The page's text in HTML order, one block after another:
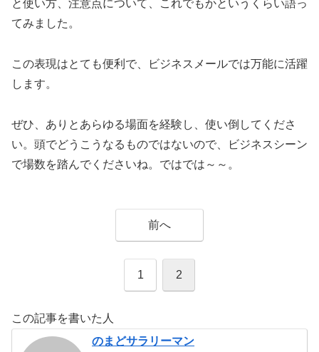
と使い方、注意点について、これでもかというくらい語っ
てみました。
この表現はとても便利で、ビジネスメールでは万能に活躍
します。
ぜひ、ありとあらゆる場面を経験し、使い倒してくださ
い。頭でどうこうなるものではないので、ビジネスシーン
で場数を踏んでくださいね。ではでは～～。
前へ
1 2
この記事を書いた人
のまどサラリーマン